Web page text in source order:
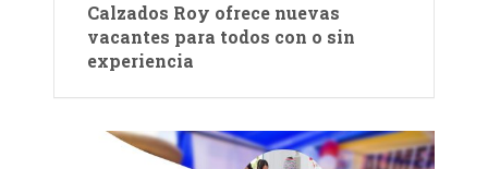
Calzados Roy ofrece nuevas
vacantes para todos con o sin
experiencia